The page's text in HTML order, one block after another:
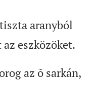
aranyból
eszközöket.
az õ sarkán,